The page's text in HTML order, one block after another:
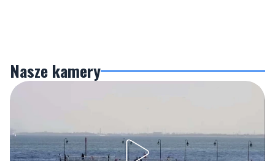
Nasze kamery